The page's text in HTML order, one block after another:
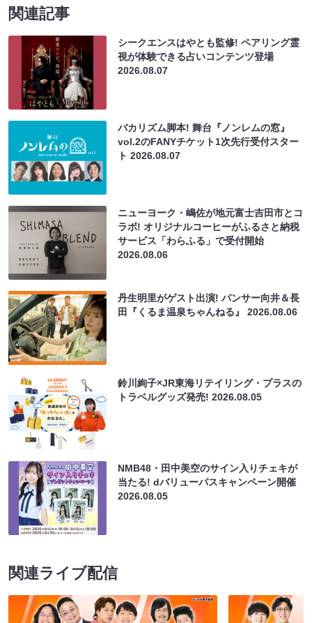
関連記事
シークエンスはやとも監修! ペアリング霊
視が体験できる占いコンテンツ登場
2026.08.07
バカリズム脚本! 舞台『ノンレムの窓』
vol.2のFANYチケット1次先行受付スター
ト2026.08.07
ニューヨーク・嶋佐が地元富士吉田市とコ
ラボ! オリジナルコーヒーがふるさと納税
サービス「わらふる」で受付開始
2026.08.06
丹生明里がゲスト出演! パンサー向井＆長
田『くるま温泉ちゃんねる』2026.08.06
鈴川絢子×JR東海リテイリング・プラスの
トラベルグッズ発売!2026.08.05
NMB48・田中美空のサイン入りチェキが
当たる! dバリューパスキャンペーン開催
2026.08.05
関連ライブ配信